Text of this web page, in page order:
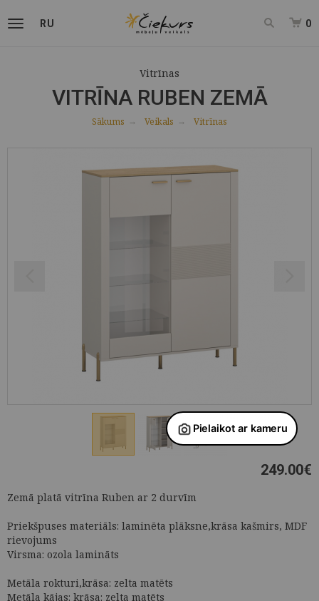
RU 0
Vitrīnas
VITRĪNA RUBEN ZEMĀ
Sākums Veikals Vitrīnas
249.00€
Zemā platā vitrīna Ruben ar 2 durvīm
Priekšpuses materiāls: laminēta plāksne,krāsa kašmirs, MDF
rievojums
Virsma: ozola lamināts
Metāla rokturi,krāsa: zelta matēts
Metāla kājas: krāsa: zelta matēts